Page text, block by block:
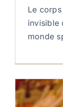
Le
invisible
monde